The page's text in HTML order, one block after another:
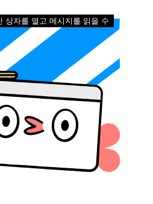
상자를 열고 메시지를 읽을 수